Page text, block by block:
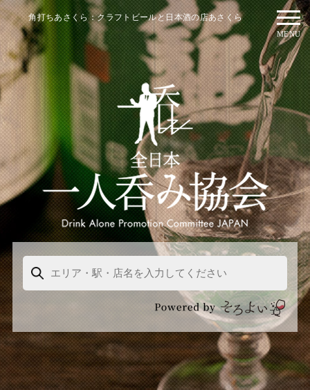
角打ちあさくら：クラフトビールと日本酒の店あさくら
MENU